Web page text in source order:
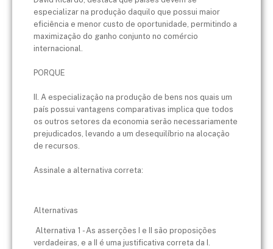
especializar na produção daquilo que possui maior
eficiência e menor custo de oportunidade, permitindo a
maximização do ganho conjunto no comércio
internacional.
PORQUE
II. A especialização na produção de bens nos quais um
país possui vantagens comparativas implica que todos
os outros setores da economia serão necessariamente
prejudicados, levando a um desequilíbrio na alocação
de recursos.
Assinale a alternativa correta:
Alternativas
Alternativa 1 - As asserções I e II são proposições
verdadeiras, e a II é uma justificativa correta da I.